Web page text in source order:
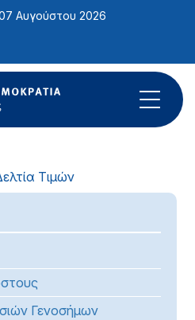
Αυγούστου 2026
Τιμών
Γενοσήμων